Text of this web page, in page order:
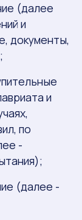
(далее
и
документы,
и
по
-
(далее -